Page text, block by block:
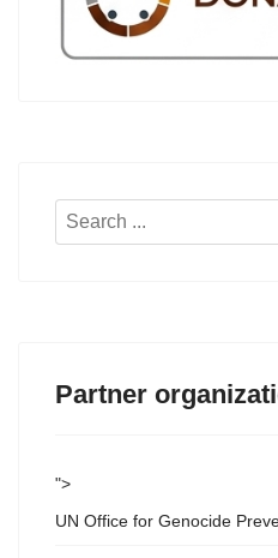
Search
Partner
">
UN Office for Genocide